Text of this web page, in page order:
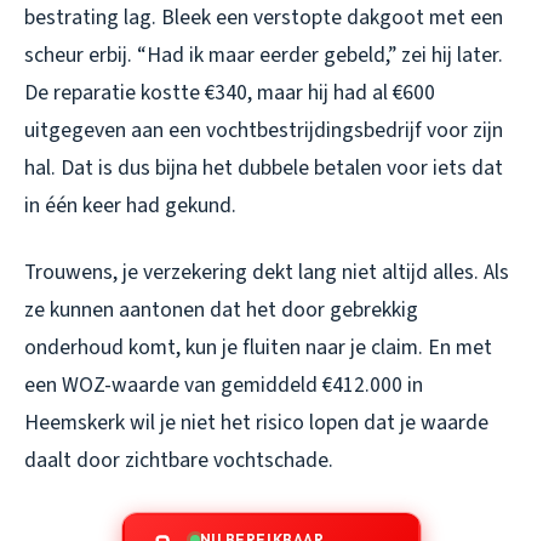
bestrating lag. Bleek een verstopte dakgoot met een
scheur erbij. “Had ik maar eerder gebeld,” zei hij later.
De reparatie kostte €340, maar hij had al €600
uitgegeven aan een vochtbestrijdingsbedrijf voor zijn
hal. Dat is dus bijna het dubbele betalen voor iets dat
in één keer had gekund.
Trouwens, je verzekering dekt lang niet altijd alles. Als
ze kunnen aantonen dat het door gebrekkig
onderhoud komt, kun je fluiten naar je claim. En met
een WOZ-waarde van gemiddeld €412.000 in
Heemskerk wil je niet het risico lopen dat je waarde
daalt door zichtbare vochtschade.